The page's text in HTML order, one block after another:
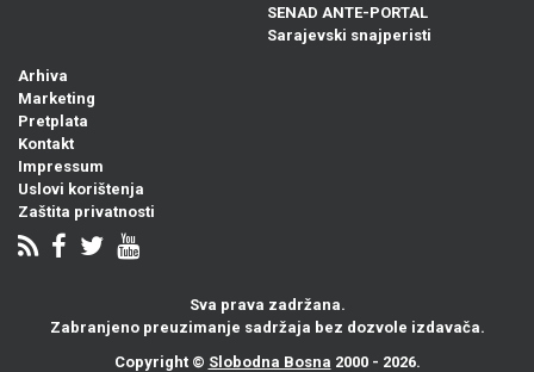
SENAD ANTE-PORTAL
Sarajevski snajperisti
Arhiva
Marketing
Pretplata
Kontakt
Impressum
Uslovi korištenja
Zaštita privatnosti
Sva prava zadržana.
Zabranjeno preuzimanje sadržaja bez dozvole izdavača.
Copyright © Slobodna Bosna 2000 - 2026.